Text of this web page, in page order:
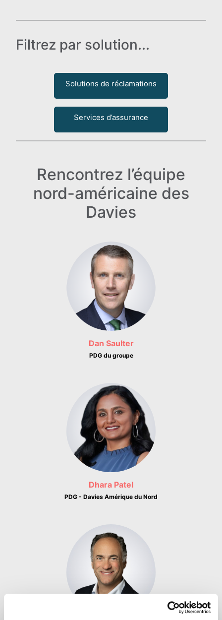
Filtrez par solution...
Solutions de réclamations
Services d’assurance
Rencontrez l’équipe
nord-américaine des
Davies
Dan Saulter
PDG du groupe
Dhara Patel
PDG - Davies Amérique du Nord